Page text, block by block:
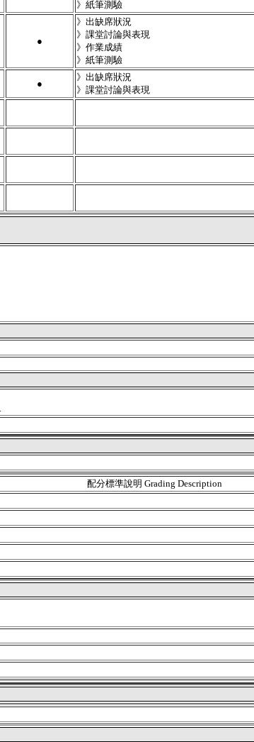
》紙筆測驗
●
》出缺席狀況
》課堂討論與表現
》作業成績
》紙筆測驗
●
》出缺席狀況
》課堂討論與表現
配分標準說明 Grading Description